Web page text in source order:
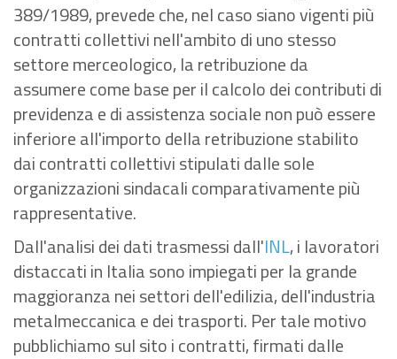
389/1989, prevede che, nel caso siano vigenti più
contratti collettivi nell'ambito di uno stesso
settore merceologico, la retribuzione da
assumere come base per il calcolo dei contributi di
previdenza e di assistenza sociale non può essere
inferiore all'importo della retribuzione stabilito
dai contratti collettivi stipulati dalle sole
organizzazioni sindacali comparativamente più
rappresentative.
Dall'analisi dei dati trasmessi dall'INL, i lavoratori
distaccati in Italia sono impiegati per la grande
maggioranza nei settori dell'edilizia, dell'industria
metalmeccanica e dei trasporti. Per tale motivo
pubblichiamo sul sito i contratti, firmati dalle